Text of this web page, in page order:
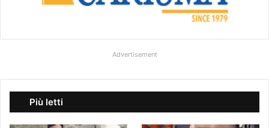
Advertisement
Più letti